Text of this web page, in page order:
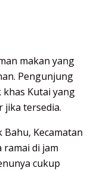
makan yang
Pengunjung
Kutai yang
jika tersedia.
Bahu, Kecamatan
ramai di jam
cukup